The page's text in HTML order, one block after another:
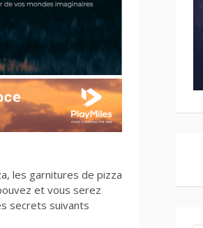
les garnitures de pizza
et vous serez
secrets suivants